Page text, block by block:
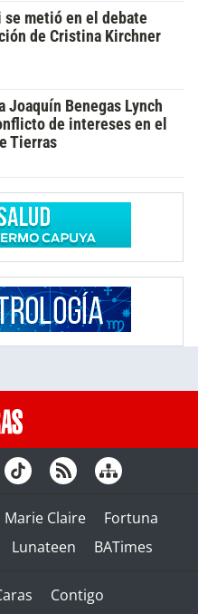
se metió en el debate
de Cristina Kirchner
Joaquín Benegas Lynch
de intereses en el
Tierras
Marie Claire
Fortuna
Lunateen BATimes
Contigo